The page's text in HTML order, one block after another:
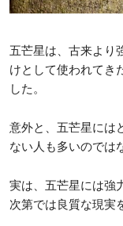
五芒星は、古来より
けとして使われてき
した。
意外と、五芒星には
ない人も多いのでは
実は、五芒星には強
次第では良質な現実